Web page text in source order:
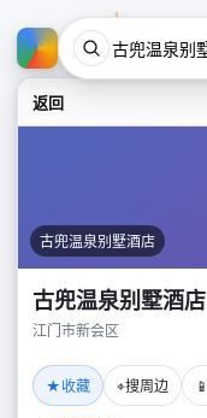
返回
古兜温泉别墅酒店
古兜温泉别墅酒店
江门市新会区
★收藏 ⌖搜周边 📱